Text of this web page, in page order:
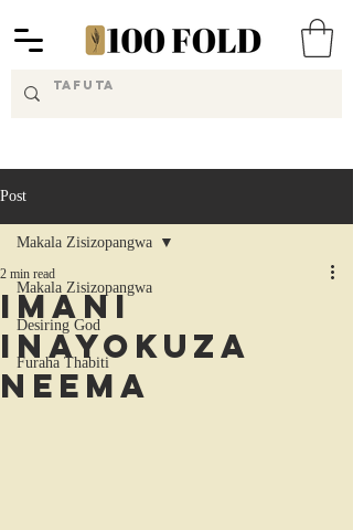
Post
Makala Zisizopangwa
Desiring God
Furaha Thabiti
Makala Zisizopangwa
Imani
Inayokuza
Neema
2 min read